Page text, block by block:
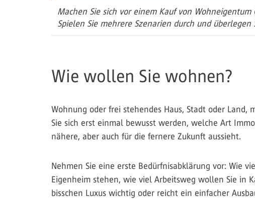
Machen Sie sich vor einem Kauf von
Spielen Sie mehrere Szenarien durch und
Wie wollen Sie wohnen?
Wohnung oder frei stehendes Haus, Stadt oder
Sie sich erst einmal bewusst werden, welche Art
nähere, aber auch für die fernere Zukunft aussieht.
Nehmen Sie eine erste Bedürfnisabklärung vor: Wie
Eigenheim stehen, wie viel Arbeitsweg wollen Sie in
bisschen Luxus wichtig oder reicht ein einfacher